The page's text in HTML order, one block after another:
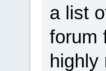
a list
forum
highly